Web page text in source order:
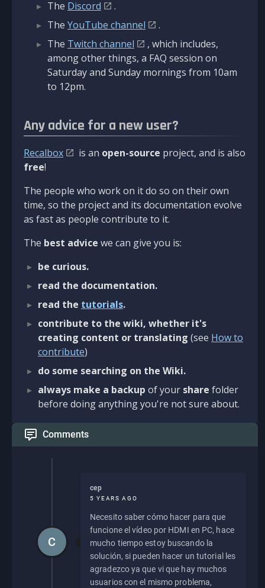
The Discord
.
The YouTube channel
.
The Twitch channel
, which includes,
among other things, a FAQ session on
Saturday and Sunday mornings from 10am
to 12pm.
Any advice for a new user?
Recalbox is an open-source project, and is also
free!
The people who work on it do so on their own
time, so the project and its documentation evolve
as fast as people contribute to it.
The best advice we can give you is:
be curious.
read the documentation.
read the tutorials.
contribute to the wiki, whether it's
creating content or translating (see How to
contribute)
do some searching on the Wiki.
always make a backup of your share folder
before doing anything you're not sure about.
Comments
cep
5 YEARS AGO
Necesito saber cómo hacer para que
funcione el vídeo por HDMI en PC, hace
mucho tiempo estoy buscando la
solución, si pueden hacer un tutorial les
agradezco ya que vi que hay muchos
usuarios con el mismo problema,
C